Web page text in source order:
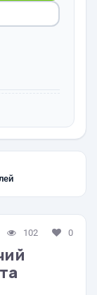
102 0